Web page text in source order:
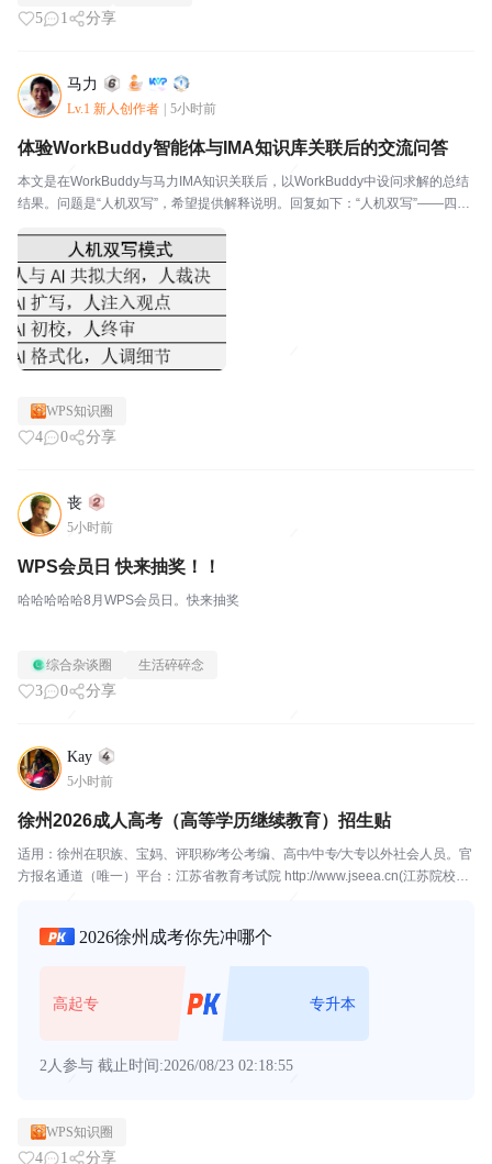
5 1 分享
马力
Lv.1 新人创作者 5小时前
体验WorkBuddy智能体与IMA知识库关联后的交流问答
本文是在WorkBuddy与马力IMA知识关联后，以WorkBuddy中设问求解的总结
结果。问题是“人机双写”，希望提供解释说明。回复如下：“人机双写”——四字
流写一份文档，最后拼...
WPS知识圈
4 0 分享
丧
5小时前
WPS会员日 快来抽奖！！
哈哈哈哈哈8月WPS会员日。快来抽奖
综合杂谈圈 生活碎碎念
3 0 分享
Kay
5小时前
徐州2026成人高考（高等学历继续教育）招生贴
适用：徐州在职族、宝妈、评职称∕考公考编、高中∕中专∕大专以外社会人员。官
方报名通道（唯一）平台：江苏省教育考试院 http://www.jseea.cn(江苏院校）
2026徐州成考你先冲哪个
高起专 专升本
2人参与 截止时间:2026/08/23 02:18:55
WPS知识圈
4 1 分享